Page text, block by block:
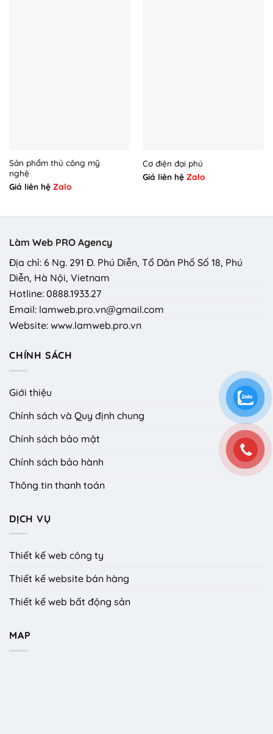
Sản phẩm thủ công mỹ
nghệ
Giá liên hệ Zalo
Cơ điện đại phú
Giá liên hệ Zalo
Làm Web PRO Agency
Địa chỉ: 6 Ng. 291 Đ. Phú Diễn, Tổ Dân Phố Số 18, Phú
Diễn, Hà Nội, Vietnam
Hotline: 0888.1933.27
Email: lamweb.pro.vn@gmail.com
Website: www.lamweb.pro.vn
CHÍNH SÁCH
Giới thiệu
Chính sách và Quy định chung
Chính sách bảo mật
Chính sách bảo hành
Thông tin thanh toán
DỊCH VỤ
Thiết kế web công ty
Thiết kế website bán hàng
Thiết kế web bất động sản
MAP